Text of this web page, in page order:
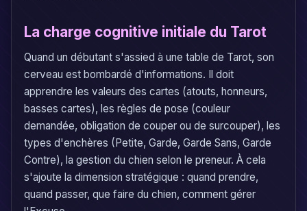
La charge cognitive initiale du Tarot
Quand un débutant s'assied à une table de Tarot, son
cerveau est bombardé d'informations. Il doit
apprendre les valeurs des cartes (atouts, honneurs,
basses cartes), les règles de pose (couleur
demandée, obligation de couper ou de surcouper), les
types d'enchères (Petite, Garde, Garde Sans, Garde
Contre), la gestion du chien selon le preneur. À cela
s'ajoute la dimension stratégique : quand prendre,
quand passer, que faire du chien, comment gérer